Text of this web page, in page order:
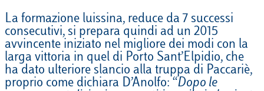
La formazione luissina, reduce da 7 successi
consecutivi, si prepara quindi ad un 2015
avvincente iniziato nel migliore dei modi con la
larga vittoria in quel di Porto Sant’Elpidio, che
ha dato ulteriore slancio alla truppa di Paccariè,
proprio come dichiara D’Anolfo: “Dopo le